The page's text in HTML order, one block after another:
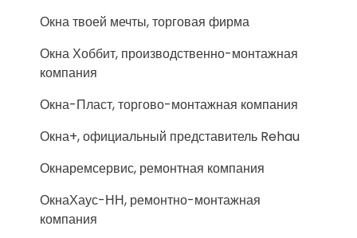
Окна твоей мечты, торговая фирма
Окна Хоббит, производственно-монтажная
компания
Окна-Пласт, торгово-монтажная компания
Окна+, официальный представитель Rehau
Окнаремсервис, ремонтная компания
ОкнаХаус-НН, ремонтно-монтажная
компания